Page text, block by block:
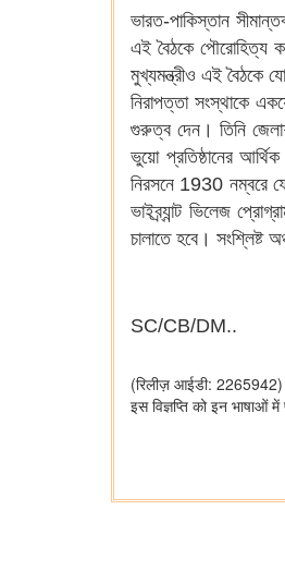
ভারত-পাকিস্তান
এই বৈঠকে পৌরোহিত্য
মুখ্যমন্ত্রীও এই বৈঠকে
নিরাপত্তা সংস্থাকে
গুরুত্ব দেন। তিনি
ভুয়ো প্রতিষ্ঠানের
নিরসনে 1930 নম্বরে
ভাইব্র্যান্ট ভিলেজ
চালাতে হবে। সংশ্লিষ্ট
SC/CB/DM..
(रिलीज़ आईडी: 2265942)
इस विज्ञप्ति को इन भाषाओं